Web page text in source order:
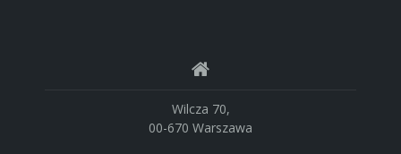
Wilcza 70,
00-670 Warszawa